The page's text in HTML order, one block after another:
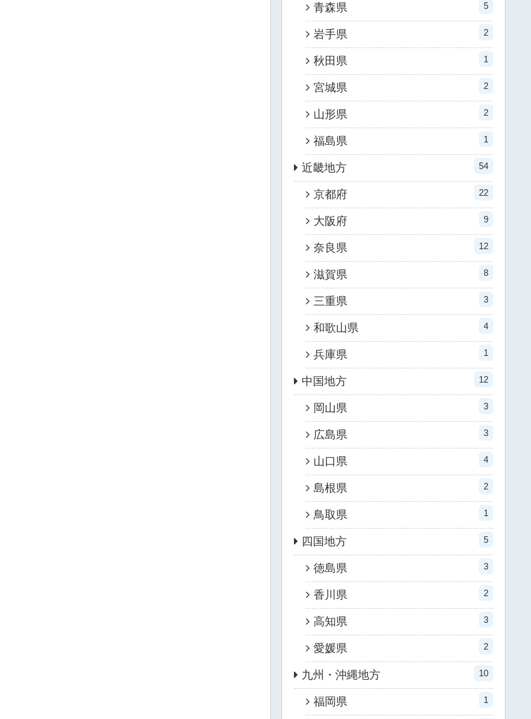
青森県 5
岩手県 2
秋田県 1
宮城県 2
山形県 2
福島県 1
近畿地方 54
京都府 22
大阪府 9
奈良県 12
滋賀県 8
三重県 3
和歌山県 4
兵庫県 1
中国地方 12
岡山県 3
広島県 3
山口県 4
島根県 2
鳥取県 1
四国地方 5
徳島県 3
香川県 2
高知県 3
愛媛県 2
九州・沖縄地方 10
福岡県 1